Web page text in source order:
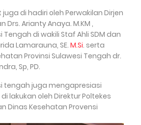
di hadiri oleh Perwakilan Dirjen
Drs. Arianty Anaya. M.KM ,
Tengah di wakili Staf Ahli SDM dan
Lamarauna, SE.M.Si. serta
Provinsi Sulawesi Tengah dr.
Sp, PD.
tengah juga mengapresiasi
lakukan oleh Direktur Poltekes
Dinas Kesehatan Provensi